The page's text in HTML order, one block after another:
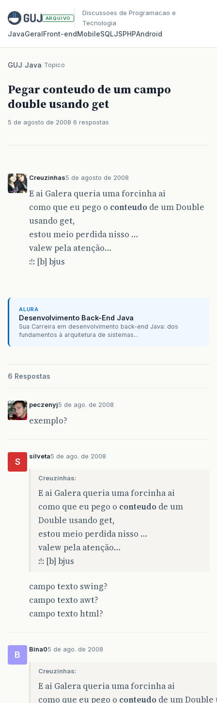
ARQUIVO
Discussoes de Programacao e
Tecnologia
JavaGeralFront‑endMobileSQLJSPHPAndroid
GUJ/Java/Topico
Pegar conteudo de um campo
double usando get
5 de agosto de 2008 6 respostas
Creuzinhas5 de agosto de 2008
E ai Galera queria uma forcinha ai
como que eu pego o conteudo de um Double
usando get,
estou meio perdida nisso …
valew pela atenção…
:!: [b] bjus
ALURA
Desenvolvimento Back-End Java
Sua Carreira em desenvolvimento back-end Java: dos
fundamentos à arquitetura de sistemas...
6 Respostas
peczenyj5 de ago. de 2008
exemplo?
S
silveta5 de ago. de 2008
Creuzinhas:
E ai Galera queria uma forcinha ai
como que eu pego o conteudo de um
Double usando get,
estou meio perdida nisso …
valew pela atenção…
:!: [b] bjus
campo texto swing?
campo texto awt?
campo texto html?
B
Bina05 de ago. de 2008
Creuzinhas:
E ai Galera queria uma forcinha ai
como que eu pego o conteudo de um Double